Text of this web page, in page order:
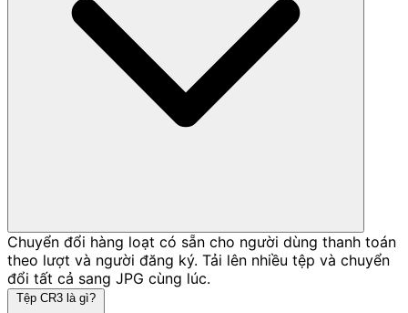
Chuyển đổi hàng loạt có sẵn cho người dùng thanh toán
theo lượt và người đăng ký. Tải lên nhiều tệp và chuyển
đổi tất cả sang JPG cùng lúc.
Tệp CR3 là gì?